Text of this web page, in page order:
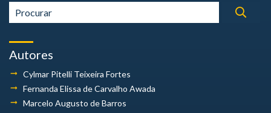
Autores
Cylmar Pitelli Teixeira Fortes
Fernanda Elissa de Carvalho Awada
Marcelo Augusto de Barros